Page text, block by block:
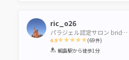
ric_o26
パラジェル認定サロン bridge by neolive 綱島店 【ブリッジバイネオリーブ】
4.9
1 2 3 4 5
(69件)
綱島駅から徒歩1分